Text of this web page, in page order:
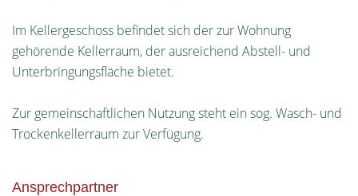
Im Kellergeschoss befindet sich der zur Wohnung
gehörende Kellerraum, der ausreichend Abstell- und
Unterbringungsfläche bietet.
Zur gemeinschaftlichen Nutzung steht ein sog. Wasch- und
Trockenkellerraum zur Verfügung.
Ansprechpartner